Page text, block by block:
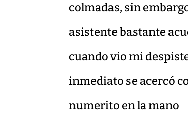
colmadas, sin
asistente bastante
cuando vio mi
inmediato se acercó
numerito en la mano